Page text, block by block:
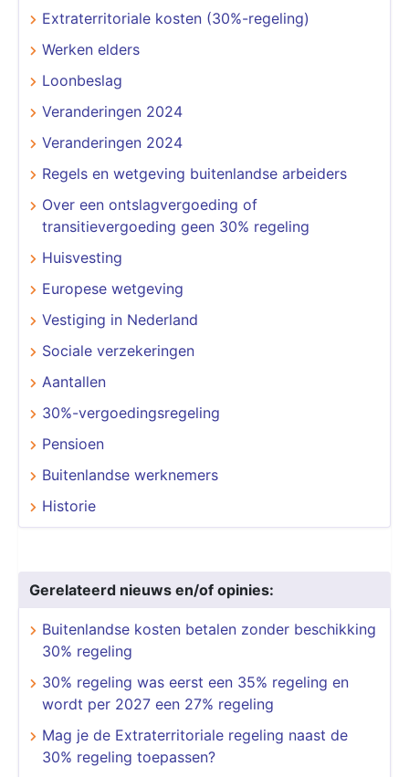
Extraterritoriale kosten (30%-regeling)
Werken elders
Loonbeslag
Veranderingen 2024
Veranderingen 2024
Regels en wetgeving buitenlandse arbeiders
Over een ontslagvergoeding of
transitievergoeding geen 30% regeling
Huisvesting
Europese wetgeving
Vestiging in Nederland
Sociale verzekeringen
Aantallen
30%-vergoedingsregeling
Pensioen
Buitenlandse werknemers
Historie
Gerelateerd nieuws en/of opinies:
Buitenlandse kosten betalen zonder beschikking
30% regeling
30% regeling was eerst een 35% regeling en
wordt per 2027 een 27% regeling
Mag je de Extraterritoriale regeling naast de
30% regeling toepassen?